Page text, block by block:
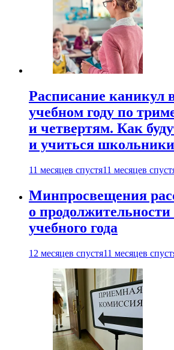
Расписание каникул
учебном году по
и четвертям. Как
и учиться
11 месяцев спустя11 месяцев
Минпросвещения
о продолжительности
учебного года
12 месяцев спустя11 месяцев